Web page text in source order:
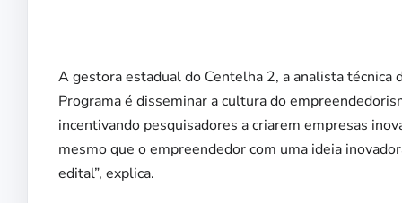
A gestora estadual do Centelha 2, a analista técnica
Programa é disseminar a cultura do
incentivando pesquisadores a criarem empresas
mesmo que o empreendedor com uma ideia
edital”, explica.